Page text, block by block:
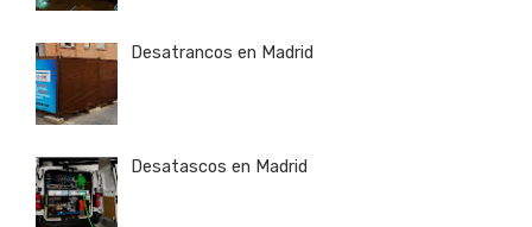
Desatrancos en Madrid
Desatascos en Madrid